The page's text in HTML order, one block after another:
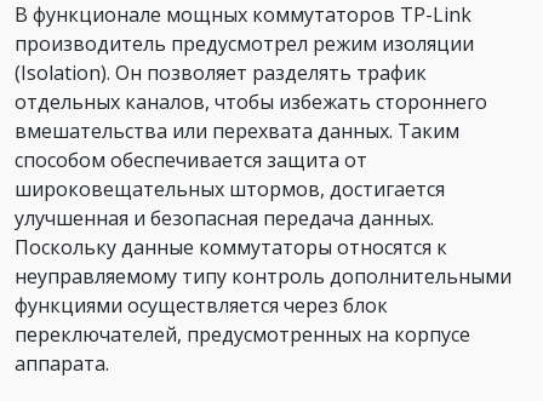
В функционале мощных коммутаторов TP-Link
производитель предусмотрел режим изоляции
(Isolation). Он позволяет разделять трафик
отдельных каналов, чтобы избежать стороннего
вмешательства или перехвата данных. Таким
способом обеспечивается защита от
широковещательных штормов, достигается
улучшенная и безопасная передача данных.
Поскольку данные коммутаторы относятся к
неуправляемому типу контроль дополнительными
функциями осуществляется через блок
переключателей, предусмотренных на корпусе
аппарата.